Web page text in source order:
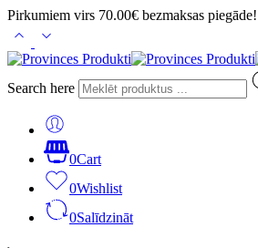
Pirkumiem virs 70.00€ bezmaksas piegāde!
Search here
0Cart
0Wishlist
0Salīdzināt